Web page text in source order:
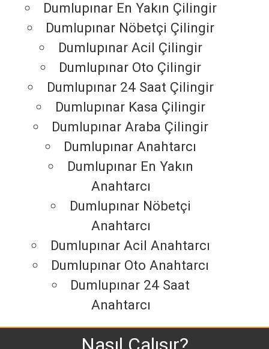
Dumlupınar En Yakın Çilingir
Dumlupınar Nöbetçi Çilingir
Dumlupınar Acil Çilingir
Dumlupınar Oto Çilingir
Dumlupınar 24 Saat Çilingir
Dumlupınar Kasa Çilingir
Dumlupınar Araba Çilingir
Dumlupınar Anahtarcı
Dumlupınar En Yakın
Anahtarcı
Dumlupınar Nöbetçi
Anahtarcı
Dumlupınar Acil Anahtarcı
Dumlupınar Oto Anahtarcı
Dumlupınar 24 Saat
Anahtarcı